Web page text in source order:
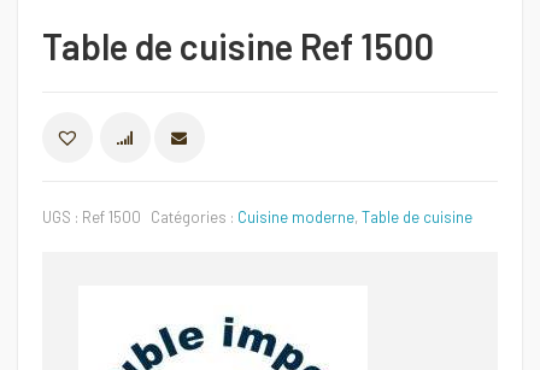
Table de cuisine Ref 1500
COMPARER
UGS : Ref 1500 Catégories : Cuisine moderne, Table de cuisine